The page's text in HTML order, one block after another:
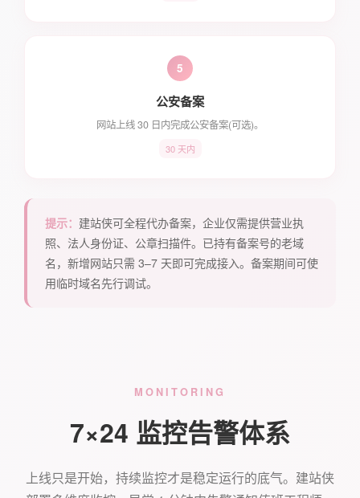
5
公安备案
网站上线 30 日内完成公安备案(可选)。
30 天内
提示： 建站侠可全程代办备案，企业仅需提供营业执
照、法人身份证、公章扫描件。已持有备案号的老域
名，新增网站只需 3–7 天即可完成接入。备案期间可使
用临时域名先行调试。
MONITORING
7×24 监控告警体系
上线只是开始，持续监控才是稳定运行的底气。建站侠